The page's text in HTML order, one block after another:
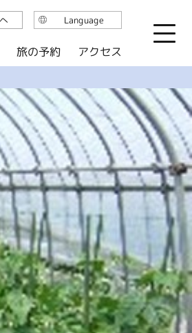
旅の予約 アクセス
Language
English
简体中文
한국어